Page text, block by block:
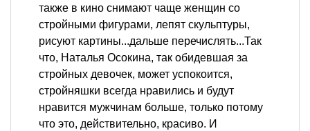
также в кино снимают чаще женщин со
стройными фигурами, лепят скульптуры,
рисуют картины...дальше перечислять...Так
что, Наталья Осокина, так обидевшая за
стройных девочек, может успокоится,
стройняшки всегда нравились и будут
нравится мужчинам больше, только потому
что это, действительно, красиво. И